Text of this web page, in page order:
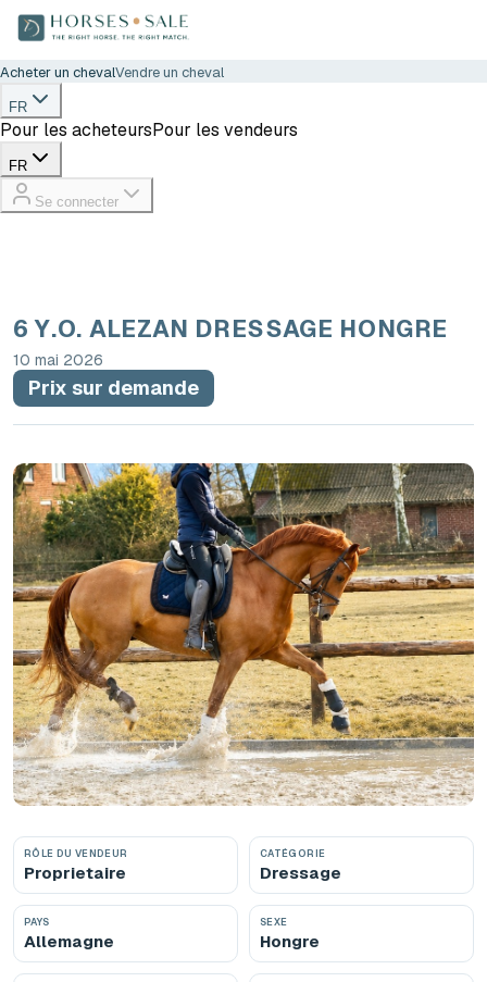
Acheter un chevalVendre un cheval
FR
Pour les acheteursPour les vendeurs
FR
Se connecter
6 Y.O. ALEZAN DRESSAGE HONGRE
10 mai 2026
Prix sur demande
RÔLE DU VENDEUR
Proprietaire
CATÉGORIE
Dressage
PAYS
Allemagne
SEXE
Hongre